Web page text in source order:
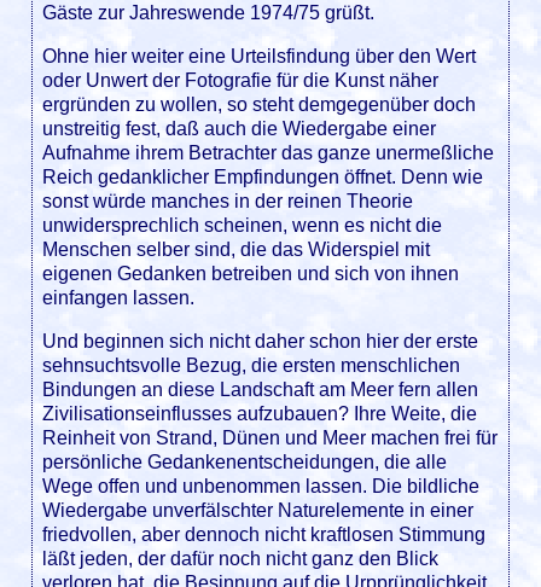
Gäste zur Jahreswende 1974/75 grüßt.
Ohne hier weiter eine Urteilsfindung über den Wert
oder Unwert der Fotografie für die Kunst näher
ergründen zu wollen, so steht demgegenüber doch
unstreitig fest, daß auch die Wiedergabe einer
Aufnahme ihrem Betrachter das ganze unermeßliche
Reich gedanklicher Empfindungen öffnet. Denn wie
sonst würde manches in der reinen Theorie
unwidersprechlich scheinen, wenn es nicht die
Menschen selber sind, die das Widerspiel mit
eigenen Gedanken betreiben und sich von ihnen
einfangen lassen.
Und beginnen sich nicht daher schon hier der erste
sehnsuchtsvolle Bezug, die ersten menschlichen
Bindungen an diese Landschaft am Meer fern allen
Zivilisationseinflusses aufzubauen? Ihre Weite, die
Reinheit von Strand, Dünen und Meer machen frei für
persönliche Gedankenentscheidungen, die alle
Wege offen und unbenommen lassen. Die bildliche
Wiedergabe unverfälschter Naturelemente in einer
friedvollen, aber dennoch nicht kraftlosen Stimmung
läßt jeden, der dafür noch nicht ganz den Blick
verloren hat, die Besinnung auf die Urpprünglichkeit